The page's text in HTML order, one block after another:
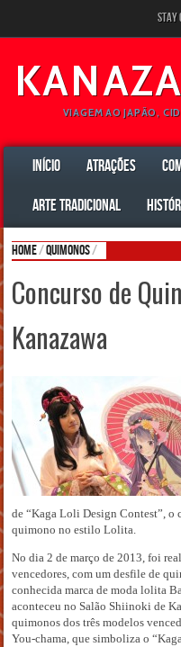
Stay
VIAGEM AO JAPÃO,
INÍCIO ATRAÇÕES
ARTE TRADICIONAL
Home/Quimonos/
Concurso de
Kanazawa
de “Kaga Loli Design Contest”, o
quimono no estilo Lolita.
No dia 2 de março de 2013, foi
vencedores, com um desfile de
conhecida marca de moda lolita
aconteceu no Salão Shiinoki de
quimonos dos três modelos
You-chama, que simboliza o